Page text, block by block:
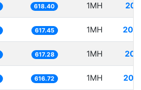
618.40 1MH
617.45 1MH
617.28 1MH
616.72 1MH